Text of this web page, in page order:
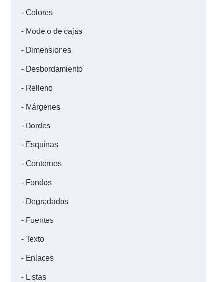
Colores
Modelo de cajas
Dimensiones
Desbordamiento
Relleno
Márgenes
Bordes
Esquinas
Contornos
Fondos
Degradados
Fuentes
Texto
Enlaces
Listas